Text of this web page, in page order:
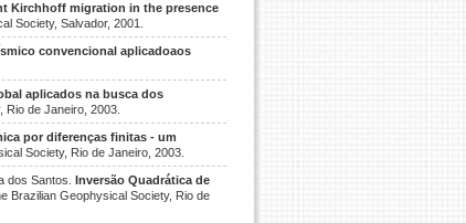
Kirchhoff migration in the presence
Society, Salvador, 2001.
convencional aplicadoaos
aplicados na busca dos
Rio de Janeiro, 2003.
por diferenças finitas - um
Society, Rio de Janeiro, 2003.
dos Santos. Inversão Quadrática de
Brazilian Geophysical Society, Rio de